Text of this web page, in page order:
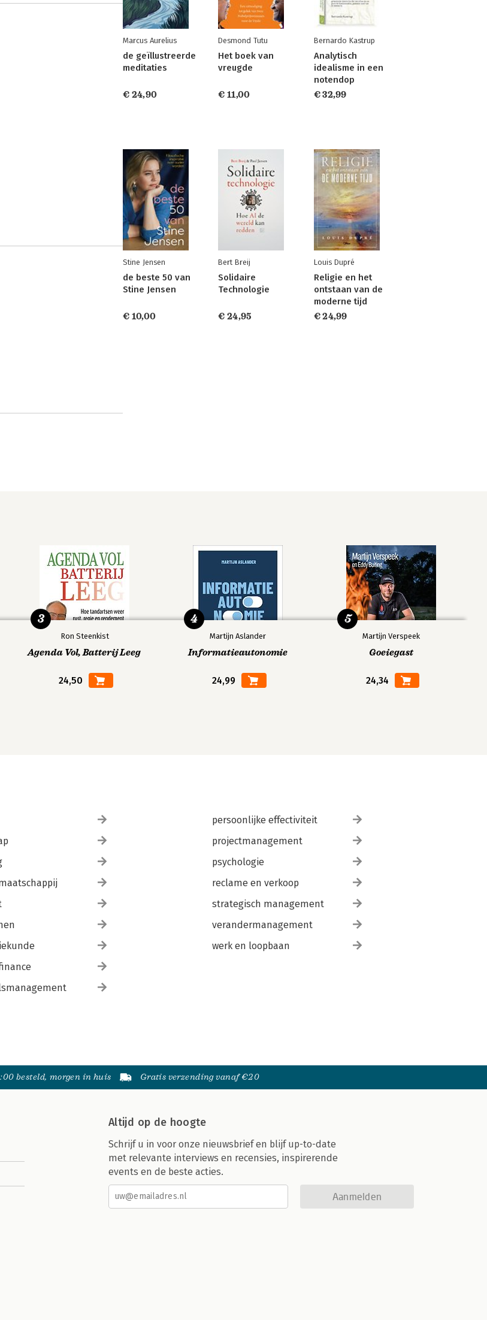
Marcus Aurelius
de geïllustreerde
meditaties
€ 24,90
Desmond Tutu
Het boek van
vreugde
€ 11,00
Bernardo Kastrup
Analytisch
idealisme in een
notendop
€ 32,99
Stine Jensen
de beste 50 van
Stine Jensen
€ 10,00
Bert Breij
Solidaire
Technologie
€ 24,95
Louis Dupré
Religie en het
ontstaan van de
moderne tijd
€ 24,99
Ron Steenkist
Agenda Vol, Batterij Leeg
24,50
3
Martijn Aslander
Informatieautonomie
24,99
4
Martijn Verspeek
Goeiegast
24,34
5
persoonlijke effectiviteit
projectmanagement
psychologie
reclame en verkoop
strategisch management
verandermanagement
werk en loopbaan
besteld, morgen in huis Gratis verzending vanaf €20
Altijd op de hoogte
Schrijf u in voor onze nieuwsbrief en blijf up-to-date
met relevante interviews en recensies, inspirerende
events en de beste acties.
Aanmelden